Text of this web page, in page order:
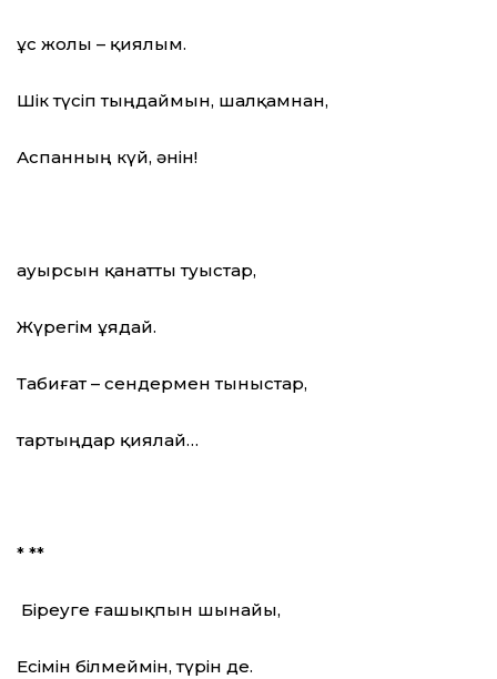
Құс жолы – қиялым.
Шік түсіп тыңдаймын, шалқамнан,
Аспанның күй, әнін!
Қауырсын қанатты туыстар,
Жүрегім ұядай.
Табиғат – сендермен тыныстар,
тартыңдар қиялай…
* **
Біреуге ғашықпын шынайы,
Есімін білмеймін, түрін де.